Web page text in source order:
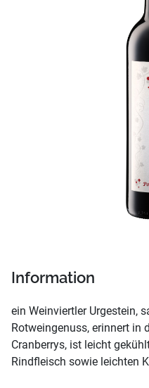
Information
ein Weinviertler Urgestein,
Rotweingenuss, erinnert in
Cranberrys, ist leicht
Rindfleisch sowie leichten